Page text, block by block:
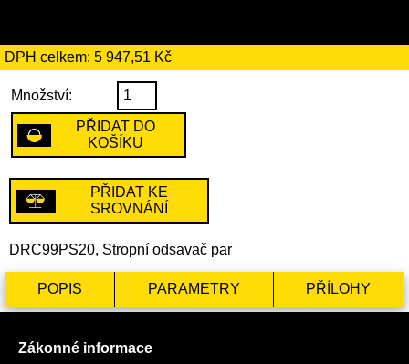
DPH celkem: 5 947,51 Kč
Množství:
PŘIDAT DO
KOŠÍKU
PŘIDAT KE
SROVNÁNÍ
DRC99PS20, Stropní odsavač par
POPIS PARAMETRY PŘÍLOHY
Zákonné informace